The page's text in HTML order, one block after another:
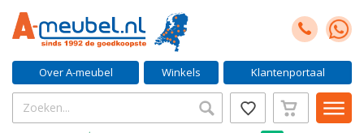
Over A-meubel Winkels Klantenportaal